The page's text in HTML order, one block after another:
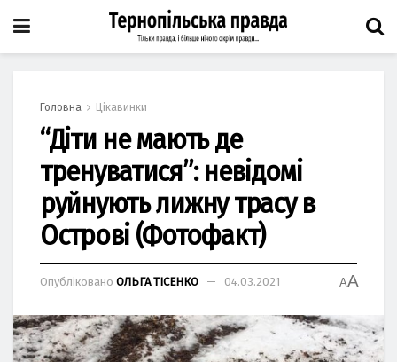
Головна Цікавинки
“Діти не мають де
тренуватися”: невідомі
руйнують лижну трасу в
Острові (Фотофакт)
Опубліковано ОЛЬГА ТІСЕНКО 04.03.2021 AA